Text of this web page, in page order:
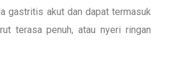
gastritis akut dan dapat termasuk
terasa penuh, atau nyeri ringan